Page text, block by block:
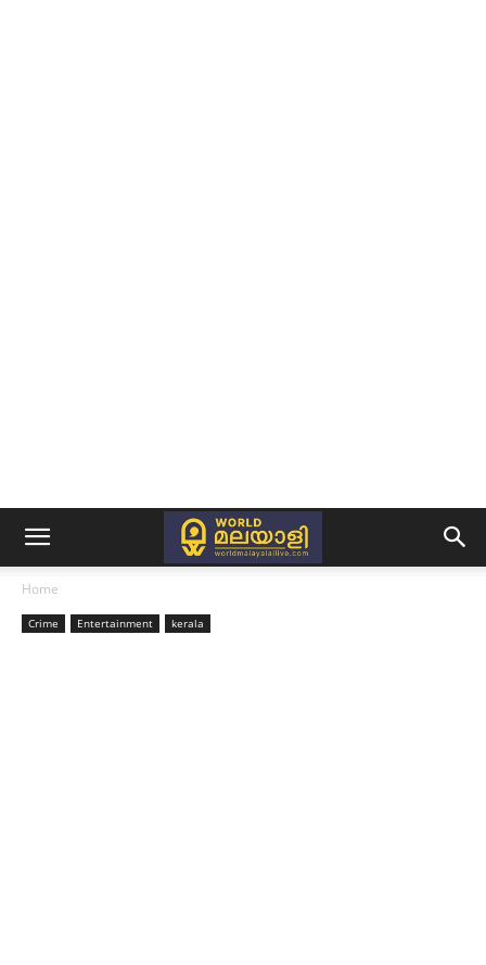
Home
Crime Entertainment kerala